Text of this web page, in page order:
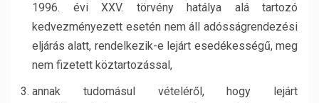
1996. évi XXV. törvény hatálya alá tartozó
kedvezményezett esetén nem áll adósságrendezési
eljárás alatt, rendelkezik-e lejárt esedékességű, meg
nem fizetett köztartozással,
annak tudomásul vételéről, hogy lejárt